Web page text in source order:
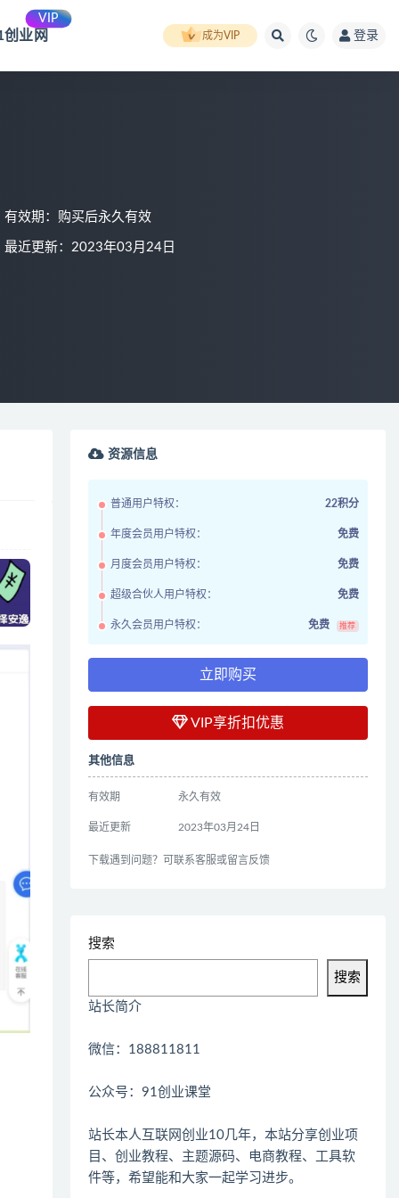
创业网
VIP
成为VIP 登录
有效期：购买后永久有效
最近更新：2023年03月24日
资源信息
普通用户特权： 22积分
年度会员用户特权： 免费
月度会员用户特权： 免费
超级合伙人用户特权： 免费
永久会员用户特权： 免费 推荐
立即购买
VIP享折扣优惠
其他信息
有效期 永久有效
最近更新 2023年03月24日
下载遇到问题？可联系客服或留言反馈
搜索
搜索
站长简介
微信：188811811
公众号：91创业课堂
站长本人互联网创业10几年，本站分享创业项
目、创业教程、主题源码、电商教程、工具软
件等，希望能和大家一起学习进步。